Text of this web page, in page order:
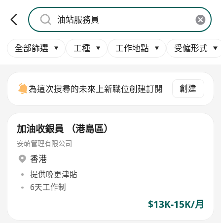
全部篩選 工種 工作地點 受僱形式
為這次搜尋的未來上新職位創建訂閱 創建
加油收銀員 （港島區）
安萌管理有限公司
香港
提供晩更津貼
6天工作制
$13K-15K/月